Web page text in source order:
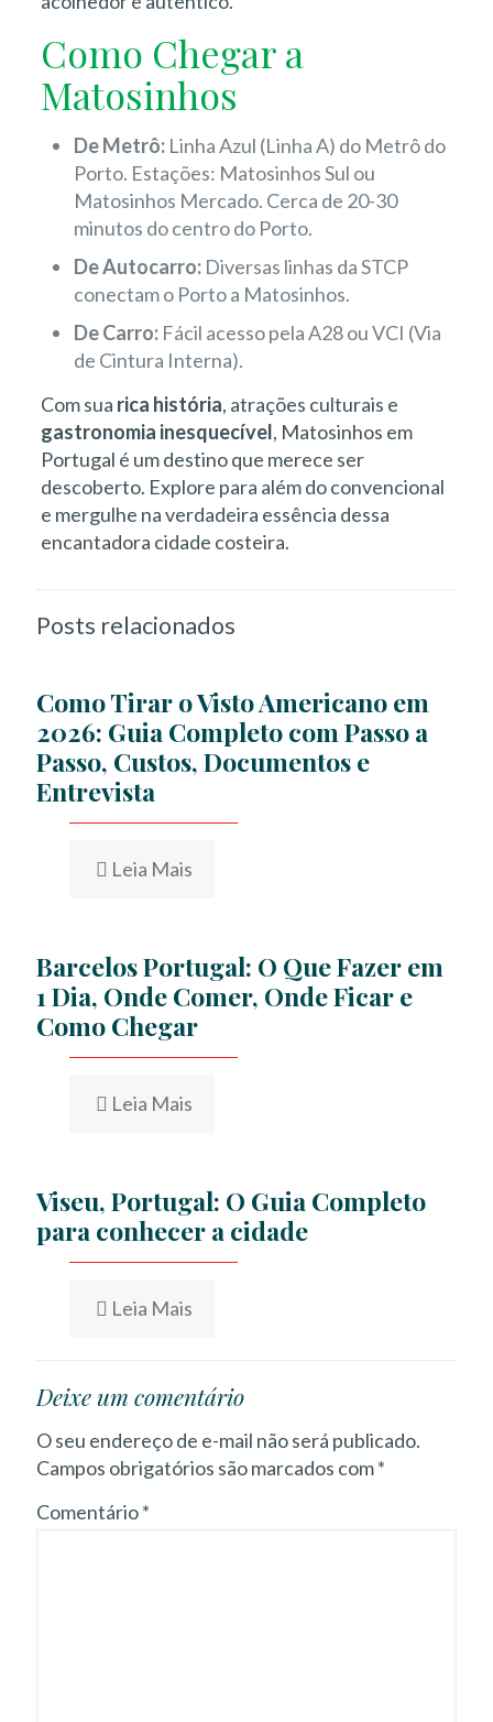
Como Chegar a
Matosinhos
De Metrô:Linha Azul (Linha A) do Metrô do
Porto. Estações: Matosinhos Sul ou
Matosinhos Mercado. Cerca de 20-30
minutos do centro do Porto.
De Autocarro:Diversas linhas da STCP
conectam o Porto a Matosinhos.
De Carro:Fácil acesso pela A28 ou VCI (Via
de Cintura Interna).
Com sua rica história, atrações culturais e
gastronomia inesquecível, Matosinhos em
Portugal é um destino que merece ser
descoberto. Explore para além do convencional
e mergulhe na verdadeira essência dessa
encantadora cidade costeira.
Posts relacionados
Como Tirar o Visto Americano em
2026: Guia Completo com Passo a
Passo, Custos, Documentos e
Entrevista
Leia Mais
Barcelos Portugal: O Que Fazer em
1 Dia, Onde Comer, Onde Ficar e
Como Chegar
Leia Mais
Viseu, Portugal: O Guia Completo
para conhecer a cidade
Leia Mais
Deixe um comentário
O seu endereço de e-mail não será publicado.
Campos obrigatórios são marcados com*
Comentário*